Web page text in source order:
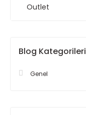
Outlet
Blog Kategorileri
Genel